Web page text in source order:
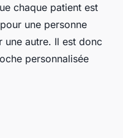
chaque patient est
une personne
une autre. Il est donc
personnalisée